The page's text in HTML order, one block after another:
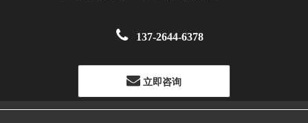
 137-2644-6378
立即咨询